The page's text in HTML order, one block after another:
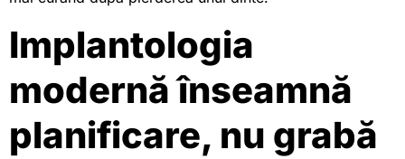
Implantologia
modernă înseamnă
planificare, nu grabă